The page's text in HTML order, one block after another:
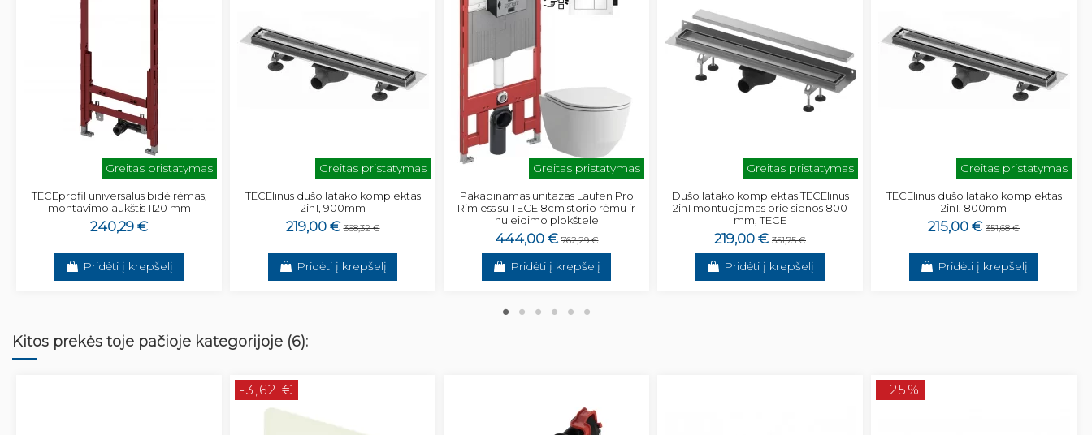
Greitas pristatymas
TECEprofil universalus bidė rėmas,
montavimo aukštis 1120 mm
240,29 €
Pridėti į krepšelį
Greitas pristatymas
TECElinus dušo latako komplektas
2in1, 900mm
219,00 € 368,32 €
Pridėti į krepšelį
Greitas pristatymas
Pakabinamas unitazas Laufen Pro
Rimless su TECE 8cm storio rėmu ir
nuleidimo plokštele
444,00 € 762,29 €
Pridėti į krepšelį
Greitas pristatymas
Dušo latako komplektas TECElinus
2in1 montuojamas prie sienos 800
mm, TECE
219,00 € 351,75 €
Pridėti į krepšelį
Greitas pristatymas
TECElinus dušo latako komplektas
2in1, 800mm
215,00 € 351,68 €
Pridėti į krepšelį
Kitos prekės toje pačioje kategorijoje (6):
-3,62 € −25%